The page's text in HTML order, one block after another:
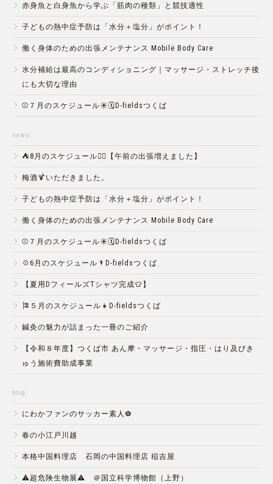
赤身魚と白身魚から学ぶ「筋肉の種類」と競技適性
子どもの熱中症予防は「水分＋塩分」がポイント！
働く身体のための出張メンテナンス Mobile Body Care
水分補給は最高のコンディショニング｜マッサージ・ストレッチ後
にも大切な理由
⚾️７月のスケジュール☀️🗓D-fieldsつくば
news:
⛺️8月のスケジュール🏄‍♂️【午前の出張増えました】
梅酒🍹いただきました。
子どもの熱中症予防は「水分＋塩分」がポイント！
働く身体のための出張メンテナンス Mobile Body Care
⚾️７月のスケジュール☀️🗓D-fieldsつくば
💠6月のスケジュール🌂D-fieldsつくば
【夏用DフィールズTシャツ完成👕】
🎏５月のスケジュール👧D-fieldsつくば
鍼灸の魅力が詰まった一冊のご紹介
【令和８年度】つくば市 あん摩・マッサージ・指圧・はり及びき
ゅう施術費助成事業
blog:
にわかファンのサッカー素人⚽️
春の小江戸川越
本格中国料理店 石岡の中国料理店 稲吉屋
⚠️超危険生物展⚠️ ＠国立科学博物館（上野）